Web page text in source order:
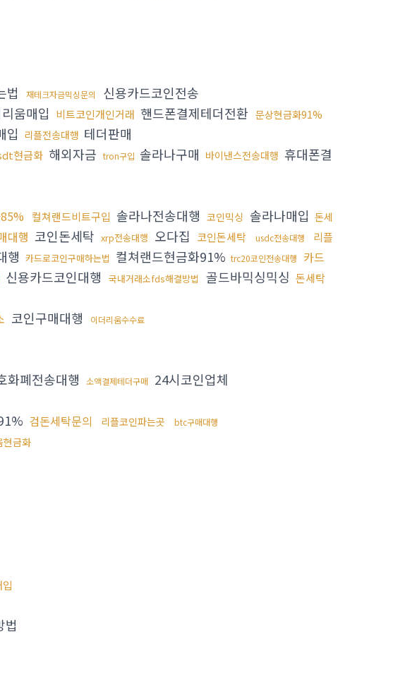
법 재테크자금믹싱문의 신용카드코인전송
움매입 비트코인개인거래 핸드폰결제테더전환 문상현금화91%
입 리플전송대행 테더판매
현금화 해외자금 tron구입 솔라나구매 바이낸스전송대행 휴대폰결
컬쳐랜드비트구입 솔라나전송대행 코인믹싱 솔라나매입 돈세
대행 코인돈세탁 xrp전송대행 오다집 코인돈세탁 usdc전송대행
리플
행 카드로코인구매하는법 컬쳐랜드현금화91% trc20코인전송대행
카드
신용카드코인대행 국내거래소fds해결방법 골드바믹싱믹싱 돈세탁
코인구매대행 이더리움수수료
화폐전송대행 소액결제테더구매 24시코인업체
검돈세탁문의 리플코인파는곳
btc구매대행
현금화
법